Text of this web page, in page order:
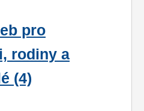
pro
rodiny a
(4)